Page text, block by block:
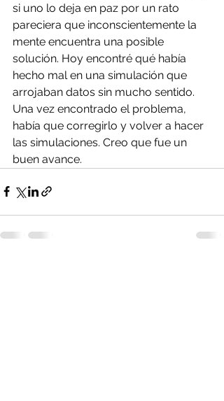
si uno lo deja en paz por un rato
pareciera que inconscientemente la
mente encuentra una posible
solución. Hoy encontré qué había
hecho mal en una simulación que
arrojaban datos sin mucho sentido.
Una vez encontrado el problema,
había que corregirlo y volver a hacer
las simulaciones. Creo que fue un
buen avance.